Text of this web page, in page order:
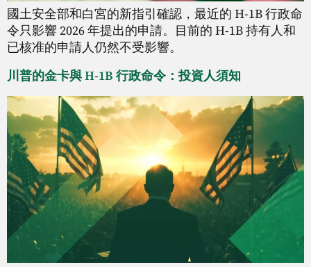
國土安全部和白宮的新指引確認，最近的 H-1B 行政命
令只影響 2026 年提出的申請。目前的 H-1B 持有人和
已核准的申請人仍然不受影響。
川普的金卡與 H-1B 行政命令：投資人須知